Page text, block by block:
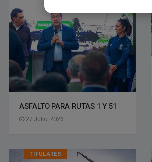
ASFALTO PARA RUTAS 1 Y 51
27 Julio, 2026
TITULARES